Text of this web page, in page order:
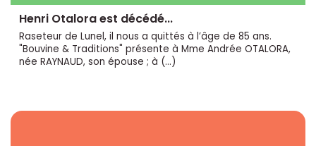
Henri Otalora est décédé...
Raseteur de Lunel, il nous a quittés à l’âge de 85 ans.
"Bouvine & Traditions" présente à Mme Andrée OTALORA,
née RAYNAUD, son épouse ; à (…)